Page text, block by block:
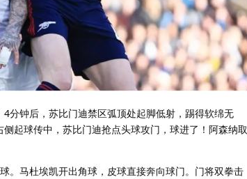
分钟后，苏比门迪禁区弧顶处起脚低射，踢得软绵无
起球传中，苏比门迪抢点头球攻门，球进了！阿森纳取
。马杜埃凯开出角球，皮球直接奔向球门。门将双拳击